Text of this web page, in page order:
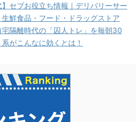
】セブお役立ち情報｜デリバリーサー
生鮮食品・フード・ドラッグストア
宅隔離時代の「囚人トレ」を毎朝30
がこんなに効くとは！